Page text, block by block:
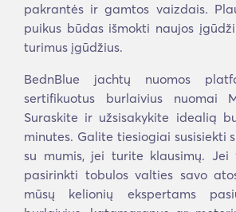
pakrantės ir gamtos vaizdais.
puikus būdas išmokti naujos
turimus įgūdžius.
BednBlue jachtų nuomos
sertifikuotus burlaivius nuomai
Suraskite ir užsisakykite idealią
minutes. Galite tiesiogiai susisiekti
su mumis, jei turite klausimų.
pasirinkti tobulos valties savo
mūsų kelionių ekspertams